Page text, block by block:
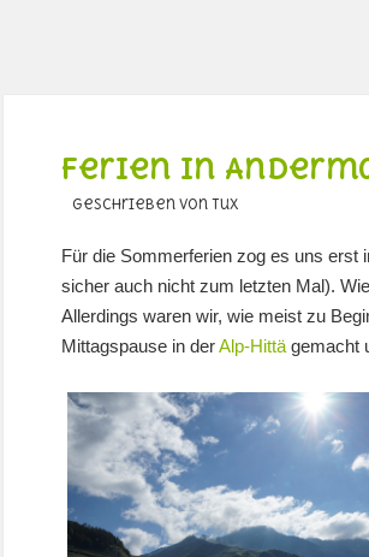
Ferien in
geschrieben von Tux
Für die Sommerferien zog es uns erst
sicher auch nicht zum letzten Mal).
Allerdings waren wir, wie meist zu
Mittagspause in derAlp-Hittägemacht